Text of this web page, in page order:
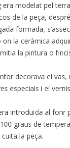
modelat pel
de la peça,
formada,
la ceràmica
la pintura o
decorava el vas,
especials i el
introduïda al fonr
graus de
cuita la peça.